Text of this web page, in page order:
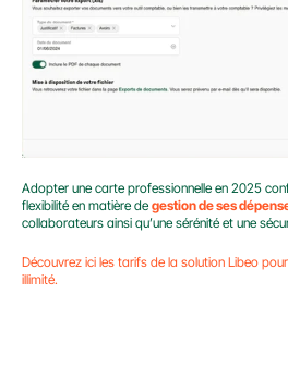
Adopter une carte professionnelle en 2025
flexibilité en matière de gestion de ses
collaborateurs ainsi qu’une sérénité et une
Découvrez ici les tarifs de la solution Libeo
illimité.